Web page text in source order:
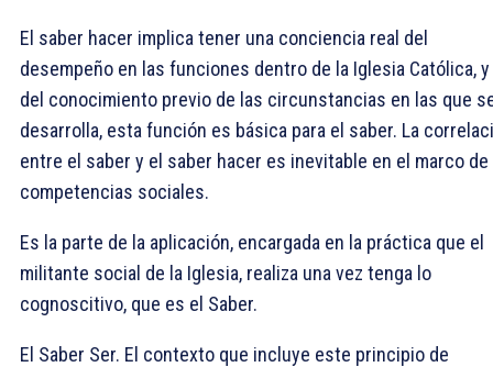
El saber hacer implica tener una conciencia real del
desempeño en las funciones dentro de la Iglesia Católica, y
del conocimiento previo de las circunstancias en las que
desarrolla, esta función es básica para el saber. La
entre el saber y el saber hacer es inevitable en el marco de
competencias sociales.
Es la parte de la aplicación, encargada en la práctica que el
militante social de la Iglesia, realiza una vez tenga lo
cognoscitivo, que es el Saber.
El Saber Ser. El contexto que incluye este principio de